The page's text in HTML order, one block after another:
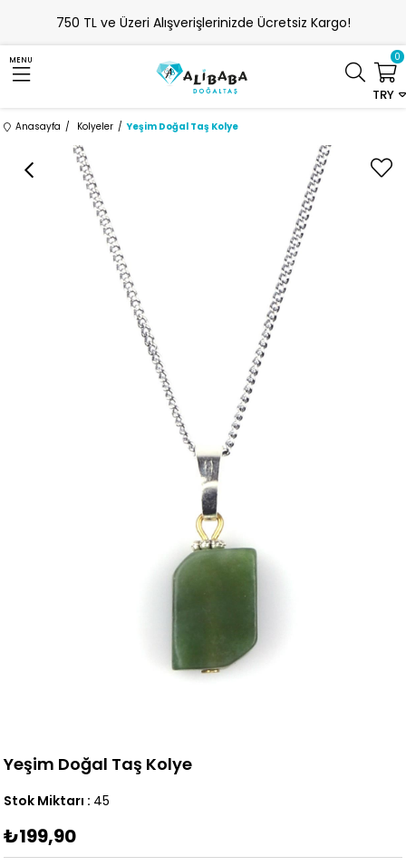
750 TL ve Üzeri Alışverişlerinizde Ücretsiz Kargo!
MENU
TRY
0
Anasayfa Kolyeler Yeşim Doğal Taş Kolye
Yeşim Doğal Taş Kolye
Stok Miktarı : 45
₺199,90